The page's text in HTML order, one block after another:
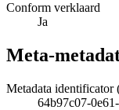
Conform verklaard
Ja
Meta-
Metadata
64b97c07-